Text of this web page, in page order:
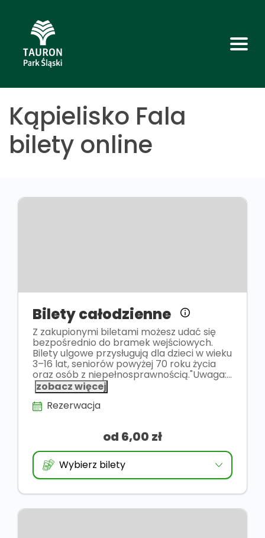
Kąpielisko Fala
bilety online
Bilety całodzienne
Z zakupionymi biletami możesz udać się
bezpośrednio do bramek wejściowych.
Bilety ulgowe przysługują dla dzieci w wieku
3–16 lat, seniorów powyżej 70 roku życia
oraz osób z niepełnosprawnością."Uwaga:...
zobacz więcej
Rezerwacja
od 6,00 zł
Wybierz bilety